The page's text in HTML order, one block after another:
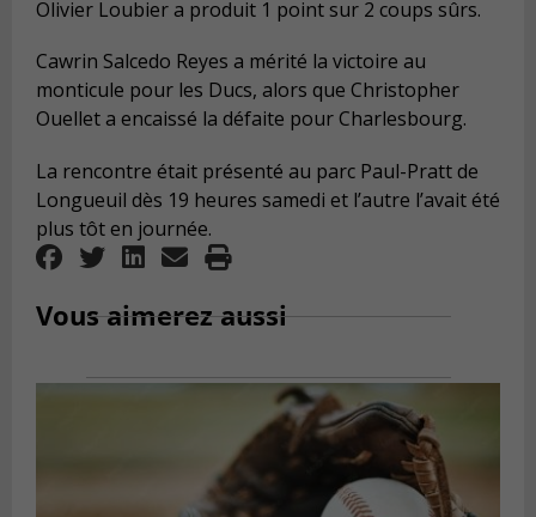
Olivier Loubier a produit 1 point sur 2 coups sûrs.
Cawrin Salcedo Reyes a mérité la victoire au
monticule pour les Ducs, alors que Christopher
Ouellet a encaissé la défaite pour Charlesbourg.
La rencontre était présenté au parc Paul-Pratt de
Longueuil dès 19 heures samedi et l’autre l’avait été
plus tôt en journée.
Vous aimerez aussi